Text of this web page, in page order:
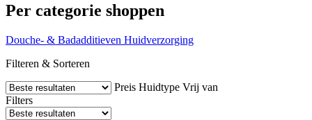
Per categorie shoppen
Douche- & Badadditieven Huidverzorging
Filteren & Sorteren
Preis Huidtype Vrij van
Filters